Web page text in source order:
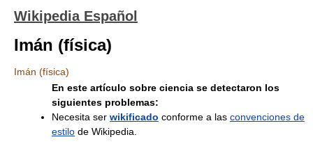
Wikipedia Español
Imán (física)
Imán (física)
En este artículo sobre ciencia se detectaron los
siguientes problemas:
Necesita ser wikificado conforme a las convenciones de
estilo de Wikipedia.